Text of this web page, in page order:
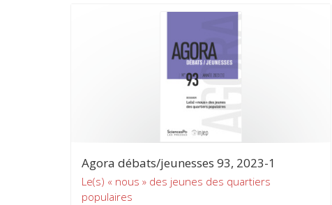
Agora débats/jeunesses 93, 2023-1
Le(s) « nous » des jeunes des quartiers
populaires